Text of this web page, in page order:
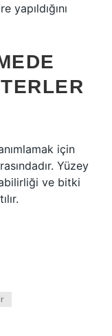
için
Yüzey
ve bitki